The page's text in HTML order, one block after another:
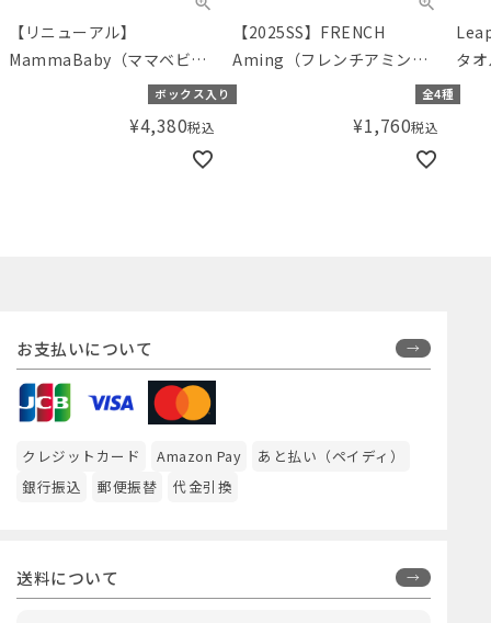
【リニューアル】
MammaBaby（ママベビ
ー） スペシャルキットボックス入り
¥4,380税込
【2025SS】FRENCH
Aming（フレンチアミン
グ） アニマルスタイ
全4種
¥1,760税込
タ
ル
お支払いについて
クレジットカード Amazon Pay
あと払い（ペイディ）
銀行振込
郵便振替 代金引換
送料について